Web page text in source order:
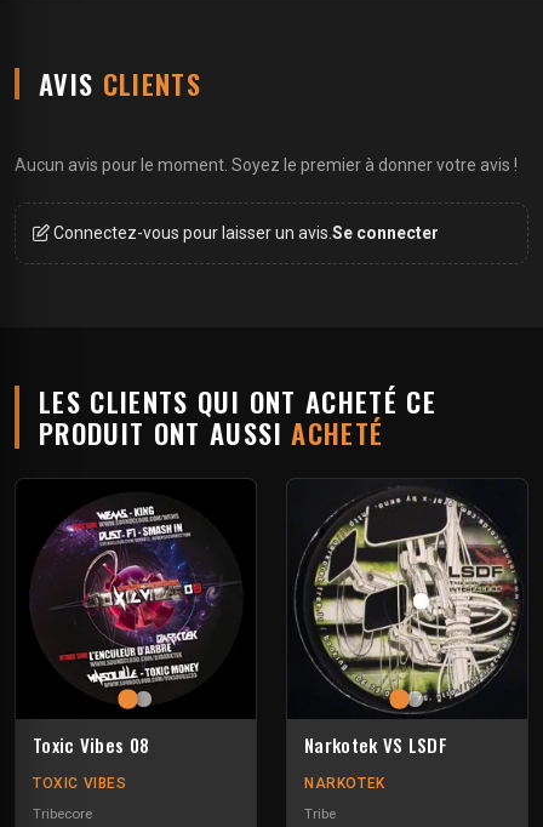
AVIS CLIENTS
Aucun avis pour le moment. Soyez le premier à donner votre avis !
Connectez-vous pour laisser un avis. Se connecter
LES CLIENTS QUI ONT ACHETÉ CE
PRODUIT ONT AUSSIACHETÉ
Toxic Vibes 08
TOXIC VIBES
Tribecore
Narkotek VS LSDF
NARKOTEK
Tribe